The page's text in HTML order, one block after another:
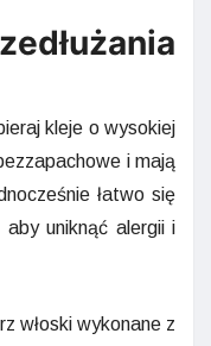
kleje o wysokiej
i mają
łatwo się
uniknąć alergii i
włoski wykonane z